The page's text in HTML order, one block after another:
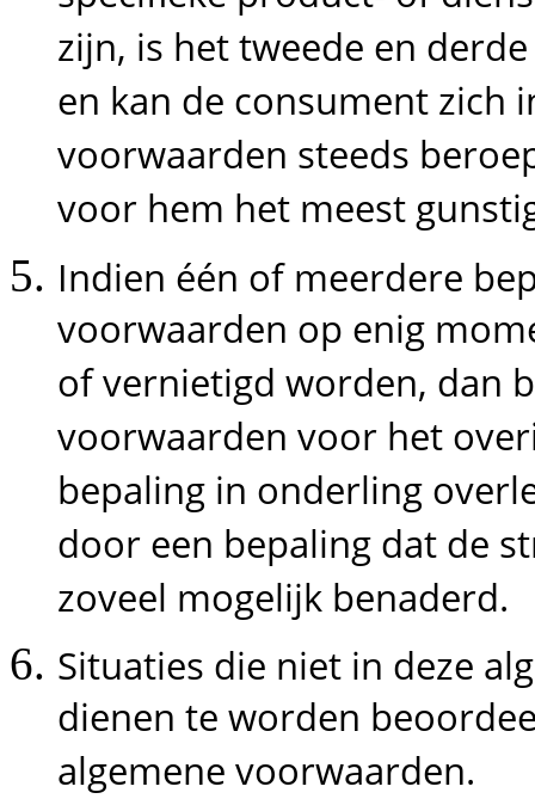
zijn, is het tweede en
en kan de consument zich
voorwaarden steeds
voor hem het meest
Indien één of meerdere
voorwaarden op enig
of vernietigd worden, dan
voorwaarden voor het
bepaling in onderling
door een bepaling dat de
zoveel mogelijk benaderd.
Situaties die niet in deze
dienen te worden
algemene voorwaarden.